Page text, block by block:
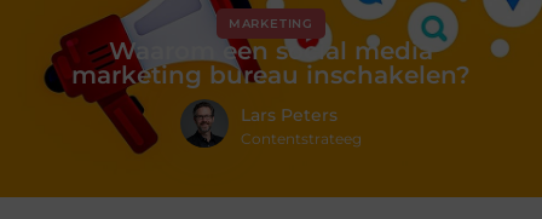
MARKETING
Waarom een social media
marketing bureau inschakelen?
Lars Peters
Contentstrateeg